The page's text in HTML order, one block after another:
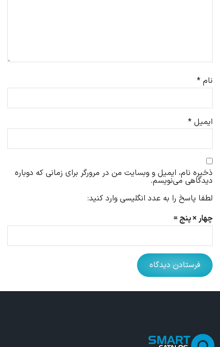
نام *
ایمیل *
ذخیره نام، ایمیل و وبسایت من در مرورگر برای زمانی که دوباره
دیدگاهی می‌نویسم.
لطفا پاسخ را به عدد انگلیسی وارد کنید:
چهار × پنج =